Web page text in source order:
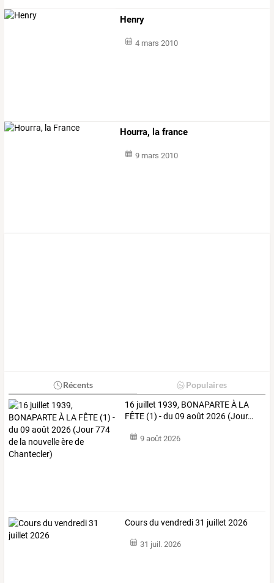
Henry
4 mars 2010
Hourra, la france
9 mars 2010
Récents Populaires
16 juillet 1939, BONAPARTEÀ LA
FÊTE (1) -du 09 août 2026 (Jour…
9 août 2026
Cours du vendredi 31 juillet 2026
31 juil. 2026